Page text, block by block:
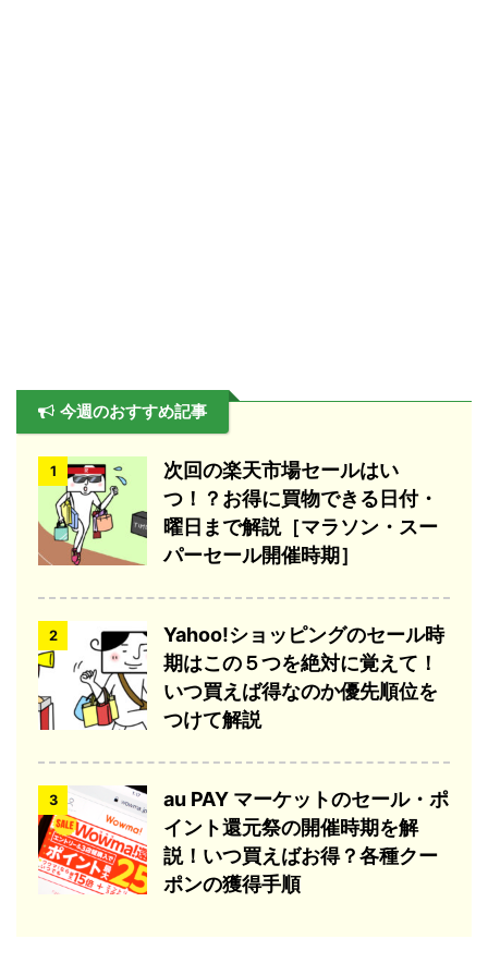
今週のおすすめ記事
1
次回の楽天市場セールはい
つ！？お得に買物できる日付・
曜日まで解説［マラソン・スー
パーセール開催時期］
2
Yahoo!ショッピングのセール時
期はこの５つを絶対に覚えて！
いつ買えば得なのか優先順位を
つけて解説
3
au PAY マーケットのセール・ポ
イント還元祭の開催時期を解
説！いつ買えばお得？各種クー
ポンの獲得手順